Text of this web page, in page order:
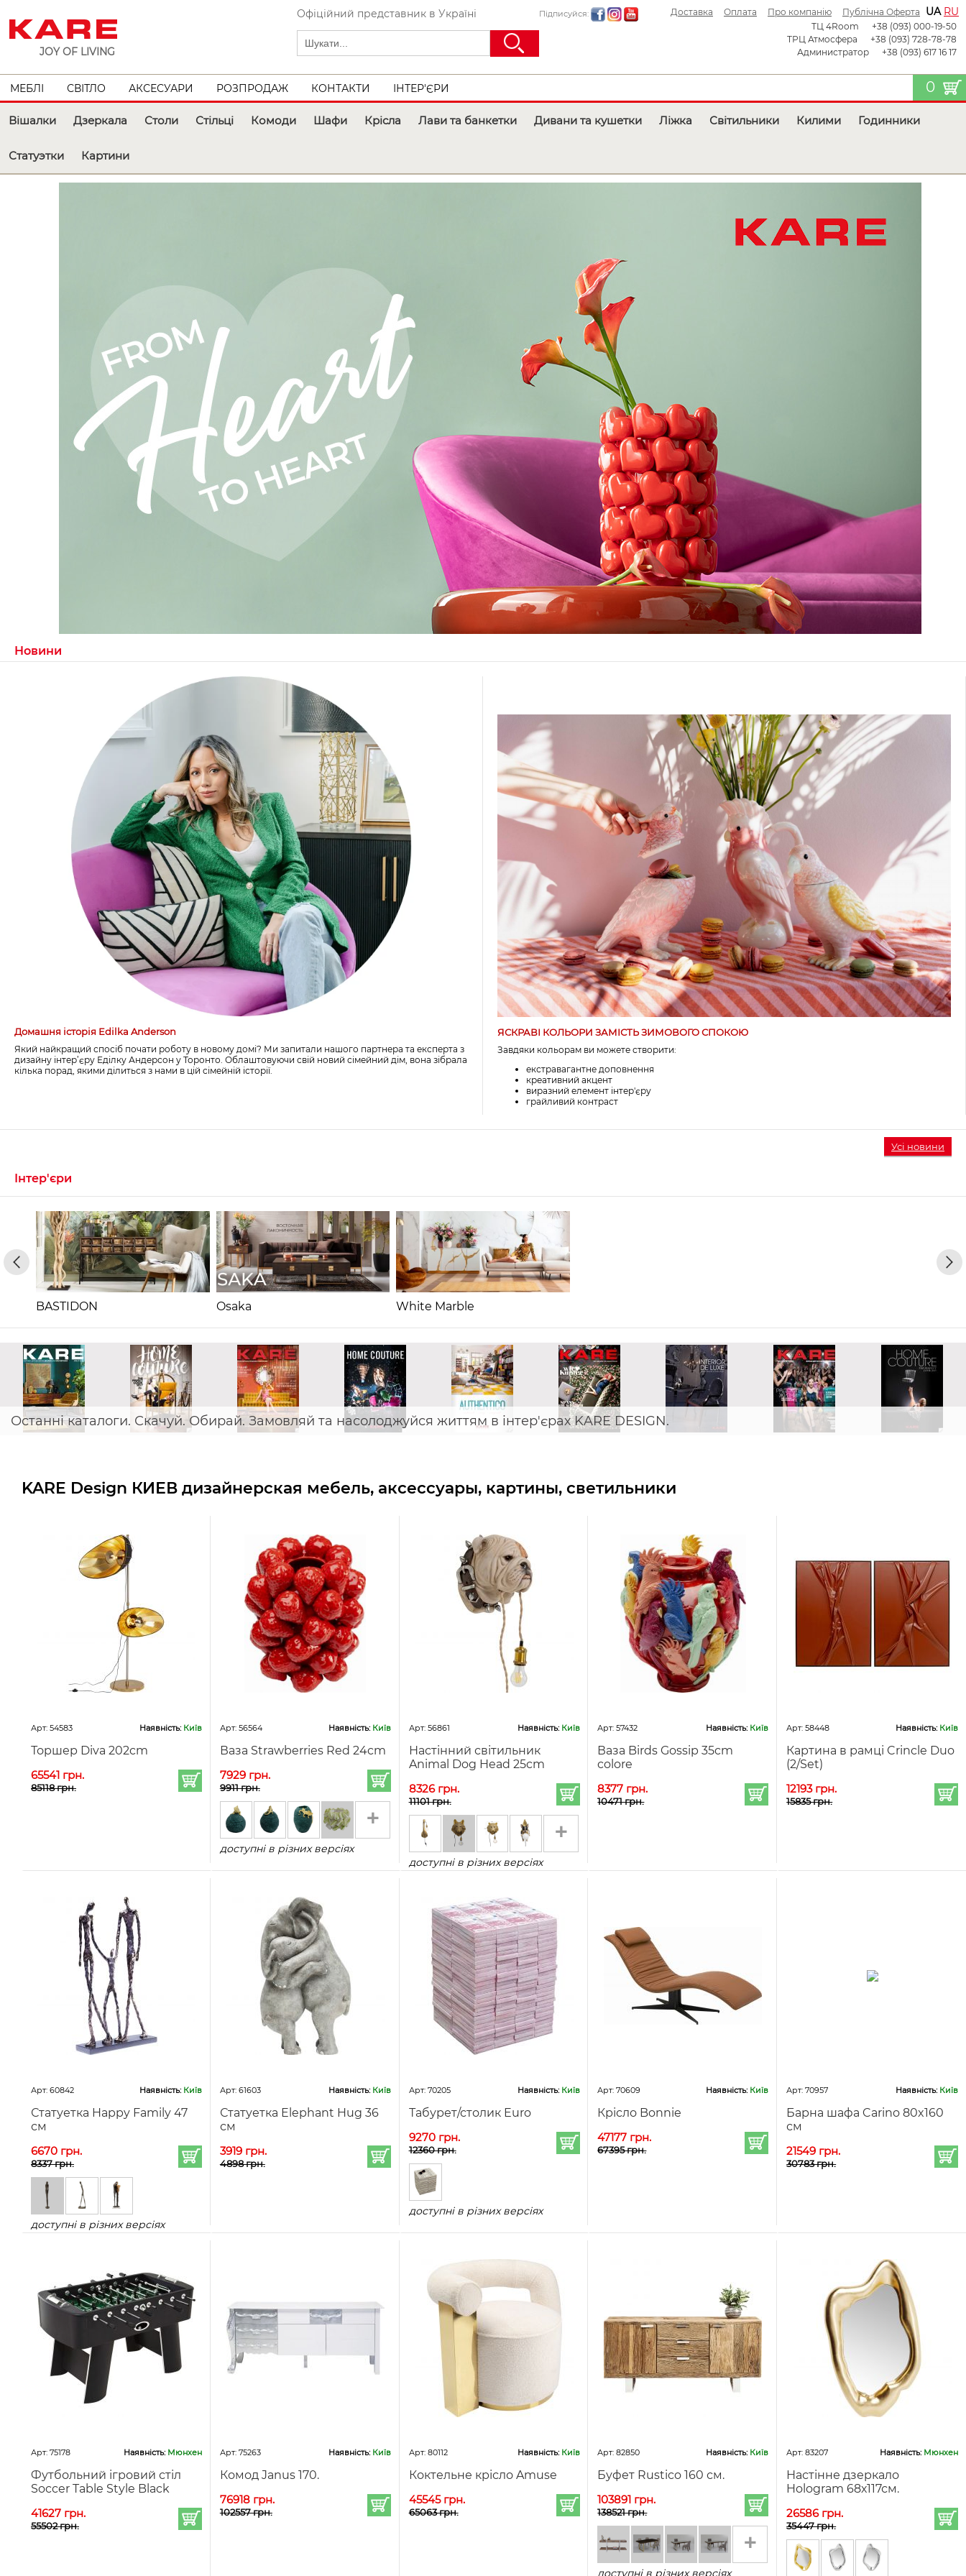
JOY OF LIVING
Підписуйся:
Офіційний представник в Україні Доставка Оплата Про компанію Публічна Оферта UA RU
ТЦ 4Room
+38 (093) 000-19-50
ТРЦ Атмосфера
+38 (093) 728-78-78
Администратор
+38 (093) 617 16 17
МЕБЛІ СВІТЛО АКСЕСУАРИ РОЗПРОДАЖ КОНТАКТИ ІНТЕР'ЄРИ 0
Вішалки Дзеркала Столи Стільці Комоди Шафи Крісла Лави та банкетки Дивани та кушетки Ліжка Світильники Килими Годинники
Статуэтки Картини
Новини
Домашня історія Edilka Anderson
Який найкращий спосіб почати роботу в новому домі? Ми запитали нашого партнера та експерта з
дизайну інтер’єру Еділку Андерсон у Торонто. Облаштовуючи свій новий сімейний дім, вона зібрала
кілька порад, якими ділиться з нами в цій сімейній історії.
ЯСКРАВІ КОЛЬОРИ ЗАМІСТЬ ЗИМОВОГО СПОКОЮ
Завдяки кольорам ви можете створити:
екстравагантне доповнення
креативний акцент
виразний елемент інтер'єру
грайливий контраст
Усі новини
Інтер'єри
BASTIDON Osaka White Marble
Останні каталоги. Скачуй. Обирай. Замовляй та насолоджуйся життям в інтер'єрах KARE DESIGN.
KARE Design КИЕВ дизайнерская мебель, аксессуары, картины, светильники
Арт: 54583 Наявність:Київ
Торшер Diva 202cm
65541 грн.
85118 грн.
Арт: 56564 Наявність:Київ
Ваза Strawberries Red 24cm
7929 грн.
9911 грн.
+
доступні в різних версіях
Арт: 56861 Наявність:Київ
Настінний світильник
Animal Dog Head 25cm
8326 грн.
11101 грн.
+
доступні в різних версіях
Арт: 57432 Наявність:Київ
Ваза Birds Gossip 35cm
colore
8377 грн.
10471 грн.
Арт: 58448 Наявність:Київ
Картина в рамці Crincle Duo
(2/Set)
12193 грн.
15835 грн.
Арт: 60842 Наявність:Київ
Статуетка Happy Family 47
см
6670 грн.
8337 грн.
доступні в різних версіях
Арт: 61603 Наявність:Київ
Статуетка Elephant Hug 36
см
3919 грн.
4898 грн.
Арт: 70205 Наявність:Київ
Табурет/столик Euro
9270 грн.
12360 грн.
доступні в різних версіях
Арт: 70609 Наявність:Київ
Крісло Bonnie
47177 грн.
67395 грн.
Арт: 70957 Наявність:Київ
Барна шафа Carino 80x160
см
21549 грн.
30783 грн.
Арт: 75178 Наявність:Мюнхен
Футбольний ігровий стіл
Soccer Table Style Black
41627 грн.
55502 грн.
Арт: 75263 Наявність:Київ
Комод Janus 170.
76918 грн.
102557 грн.
Арт: 80112 Наявність:Київ
Коктельне крісло Amuse
45545 грн.
65063 грн.
Арт: 82850 Наявність:Київ
Буфет Rustico 160 см.
103891 грн.
138521 грн.
+
доступні в різних версіях
Арт: 83207 Наявність:Мюнхен
Настінне дзеркало
Hologram 68х117см.
26586 грн.
35447 грн.